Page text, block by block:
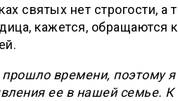
святых нет строгости, а
кажется, обращаются
времени, поэтому
ее в нашей семье.